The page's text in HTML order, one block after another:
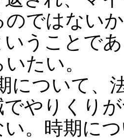
のではない
うことで
たい。
について、
やりくり
い。時期に